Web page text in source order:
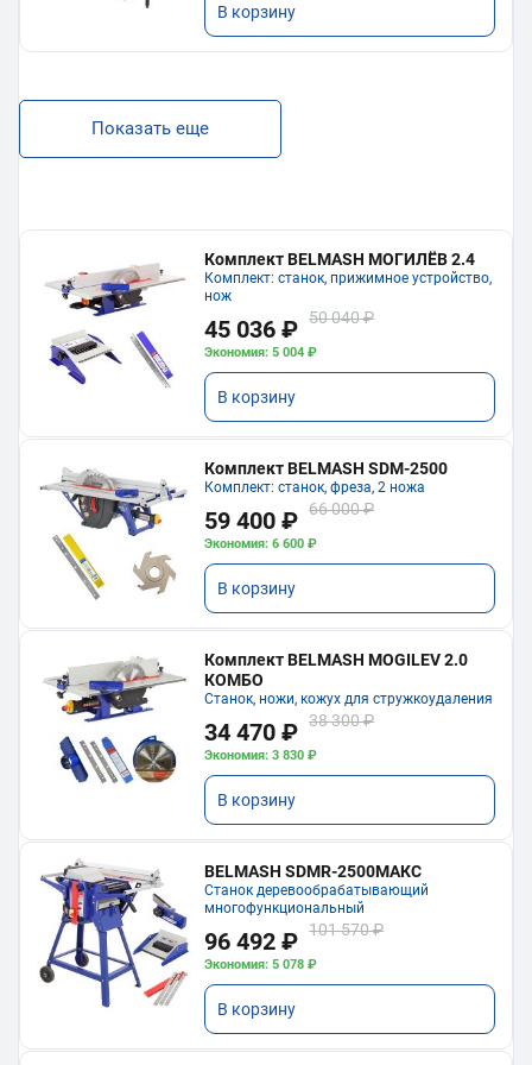
В корзину
Показать еще
Комплект BELMASH МОГИЛЁВ 2.4
Комплект: станок, прижимное устройство,
нож
45 036 ₽ 50 040 ₽
Экономия: 5 004 ₽
В корзину
Комплект BELMASH SDM-2500
Комплект: станок, фреза, 2 ножа
59 400 ₽ 66 000 ₽
Экономия: 6 600 ₽
В корзину
Комплект BELMASH MOGILEV 2.0
КОМБО
Станок, ножи, кожух для стружкоудаления
34 470 ₽ 38 300 ₽
Экономия: 3 830 ₽
В корзину
BELMASH SDMR-2500МАКС
Станок деревообрабатывающий
многофункциональный
96 492 ₽ 101 570 ₽
Экономия: 5 078 ₽
В корзину